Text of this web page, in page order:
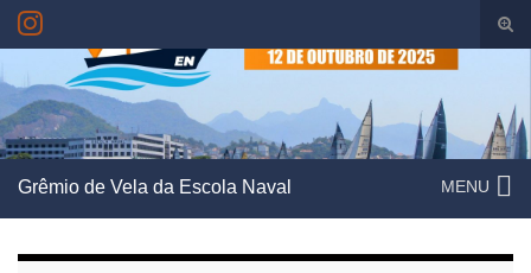
Search for:
Grêmio de Vela da Escola Naval MENU